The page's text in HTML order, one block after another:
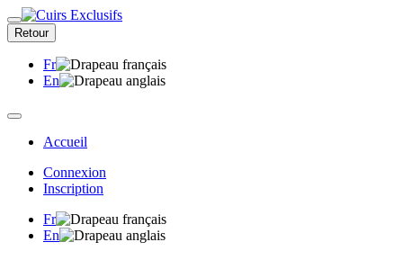
Retour
Fr
En
Accueil
Connexion
Inscription
Fr
En